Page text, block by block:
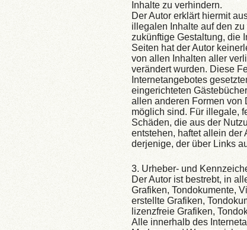
Inhalte zu verhindern.
Der Autor erklärt hiermit
illegalen Inhalte auf den
zukünftige Gestaltung, die
Seiten hat der Autor
von allen Inhalten aller
verändert wurden. Diese
Internetangebotes
eingerichteten
allen anderen Formen von
möglich sind. Für illegale,
Schäden, die aus der
entstehen, haftet allein der
derjenige, der über Links
3. Urheber- und
Der Autor ist bestrebt, in
Grafiken, Tondokumente,
erstellte Grafiken,
lizenzfreie Grafiken,
Alle innerhalb des